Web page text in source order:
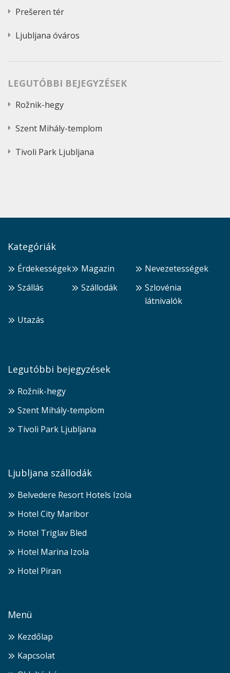
Prešeren tér
Ljubljana óváros
LEGUTÓBBI BEJEGYZÉSEK
Rožnik-hegy
Szent Mihály-templom
Tivoli Park Ljubljana
Kategóriák
Érdekességek Magazin
Nevezetességek
Szállás
Szállodák
Szlovénia
látnivalók
Utazás
Legutóbbi bejegyzések
Rožnik-hegy
Szent Mihály-templom
Tivoli Park Ljubljana
Ljubljana szállodák
Belvedere Resort Hotels Izola
Hotel City Maribor
Hotel Triglav Bled
Hotel Marina Izola
Hotel Piran
Menü
Kezdőlap
Kapcsolat